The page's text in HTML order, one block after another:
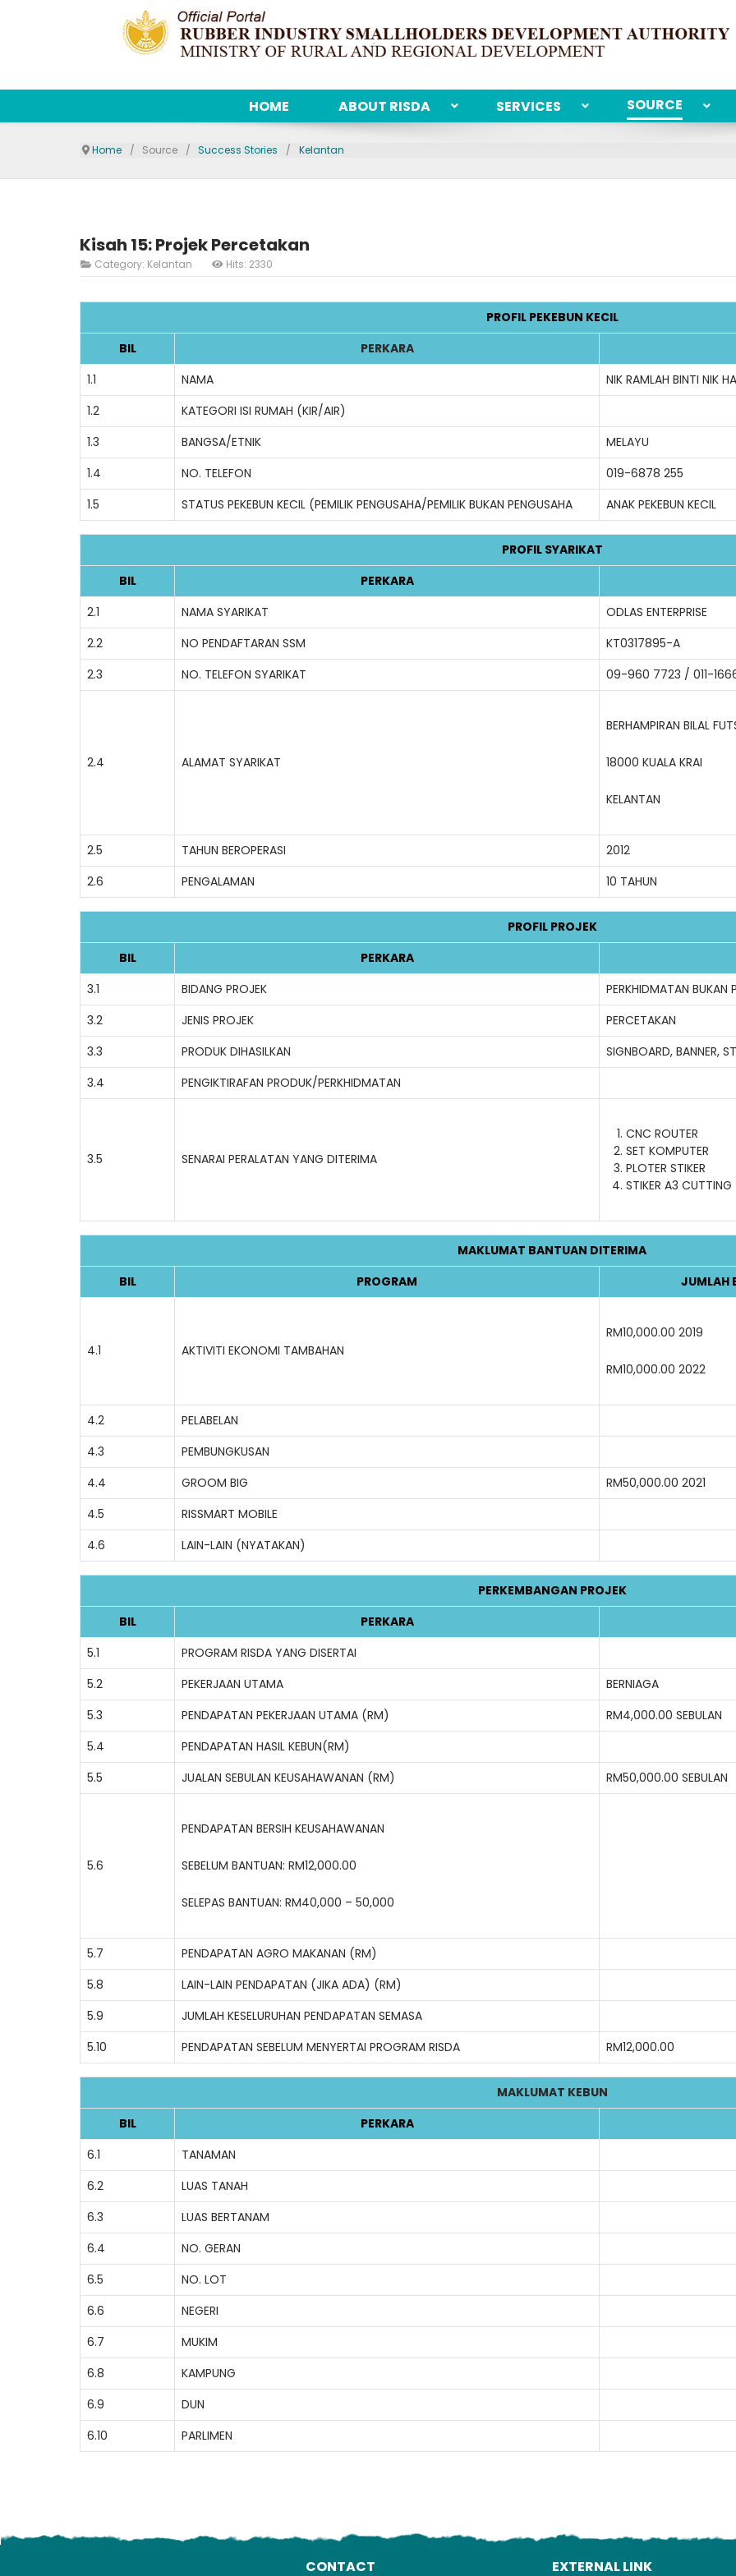
HOME ABOUT RISDA SERVICES SOURCE
Home Source Success Stories Kelantan
Kisah 15: Projek Percetakan
Category: Kelantan Hits: 2330
PROFIL PEKEBUN KECIL
BIL
PERKARA
1.1
NAMA
NIK RAMLAH BINTI NIK
1.2
KATEGORI ISI RUMAH (KIR/AIR)
1.3
BANGSA/ETNIK
MELAYU
1.4
NO. TELEFON
019-6878 255
1.5
STATUS PEKEBUN KECIL (PEMILIK PENGUSAHA/PEMILIK BUKAN PENGUSAHA ANAK PEKEBUN KECIL
PROFIL SYARIKAT
BIL
PERKARA
2.1
NAMA SYARIKAT
ODLAS ENTERPRISE
2.2
NO PENDAFTARAN SSM
KT0317895-A
2.3
NO. TELEFON SYARIKAT 09-960 7723 / 011-
2.4 ALAMAT SYARIKAT
BERHAMPIRAN BILAL
18000 KUALA KRAI
KELANTAN
2.5 TAHUN BEROPERASI
2012
2.6
PENGALAMAN 10 TAHUN
PROFIL PROJEK
BIL
PERKARA
3.1
BIDANG PROJEK
PERKHIDMATAN BUKAN
3.2
JENIS PROJEK
PERCETAKAN
3.3
PRODUK DIHASILKAN
SIGNBOARD, BANNER,
3.4
PENGIKTIRAFAN PRODUK/PERKHIDMATAN
3.5 SENARAI PERALATAN YANG DITERIMA
CNC ROUTER
SET KOMPUTER
PLOTER STIKER
STIKER A3 CUTTING
MAKLUMAT BANTUAN DITERIMA
BIL
PROGRAM JUMLAH
4.1 AKTIVITI EKONOMI TAMBAHAN
RM10,000.00 2019
RM10,000.00 2022
4.2
PELABELAN
4.3
PEMBUNGKUSAN
4.4
GROOM BIG
RM50,000.00 2021
4.5
RISSMART MOBILE
4.6
LAIN-LAIN (NYATAKAN)
PERKEMBANGAN PROJEK
BIL
PERKARA
5.1
PROGRAM RISDA YANG DISERTAI
5.2
PEKERJAAN UTAMA
BERNIAGA
5.3
PENDAPATAN PEKERJAAN UTAMA (RM)
RM4,000.00 SEBULAN
5.4
PENDAPATAN HASIL KEBUN(RM)
5.5
JUALAN SEBULAN KEUSAHAWANAN (RM) RM50,000.00 SEBULAN
5.6
PENDAPATAN BERSIH KEUSAHAWANAN
SEBELUM BANTUAN: RM12,000.00
SELEPAS BANTUAN: RM40,000 – 50,000
5.7
PENDAPATAN AGRO MAKANAN (RM)
5.8
LAIN-LAIN PENDAPATAN (JIKA ADA) (RM)
5.9
JUMLAH KESELURUHAN PENDAPATAN SEMASA
5.10
PENDAPATAN SEBELUM MENYERTAI PROGRAM RISDA RM12,000.00
MAKLUMAT KEBUN
BIL
PERKARA
6.1
TANAMAN
6.2
LUAS TANAH
6.3
LUAS BERTANAM
6.4
NO. GERAN
6.5
NO. LOT
6.6
NEGERI
6.7
MUKIM
6.8
KAMPUNG
6.9
DUN
6.10
PARLIMEN
CONTACT EXTERNAL LINK